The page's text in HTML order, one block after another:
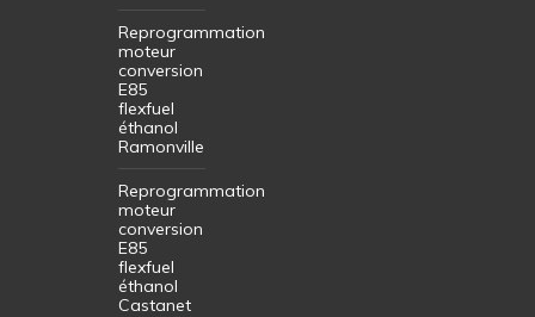
Reprogrammation
moteur
conversion
E85
flexfuel
éthanol
Ramonville
Reprogrammation
moteur
conversion
E85
flexfuel
éthanol
Castanet